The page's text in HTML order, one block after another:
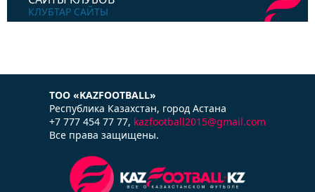
КЛУБТАР САЙТЫ
ТОО «KAZFOOTBALL»
Республика Казаxстан, город Астана
+7 777 454 77 77, kazfootball2015@gmail.com
Все права защищены.